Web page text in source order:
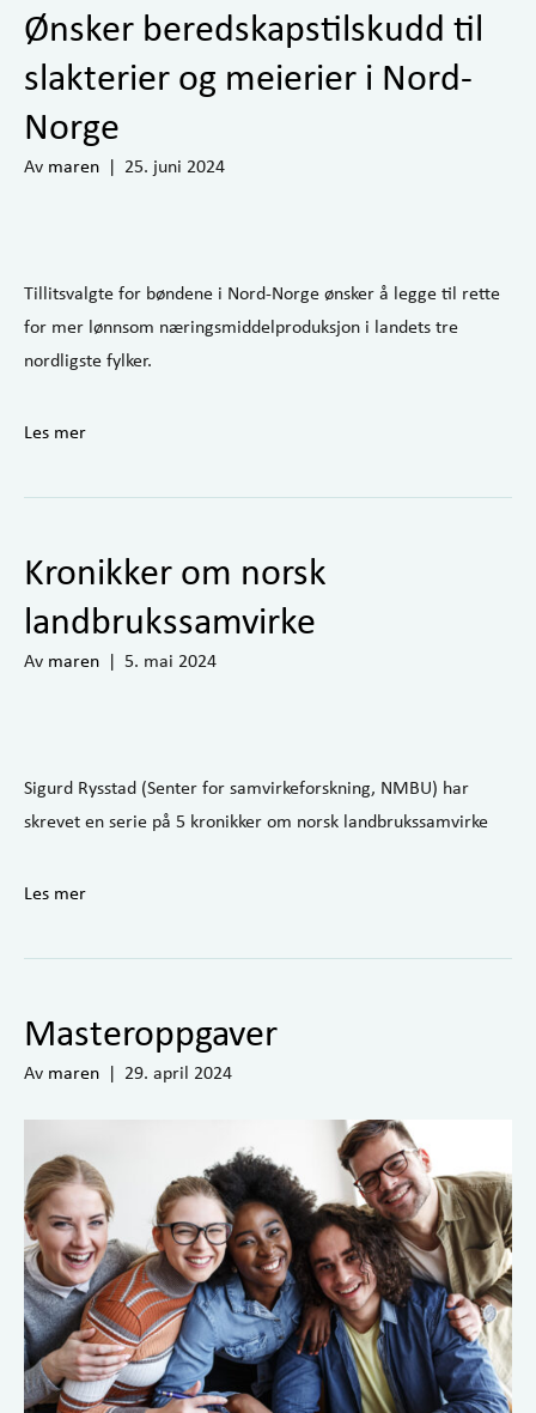
Ønsker beredskapstilskudd til
slakterier og meierier i Nord-
Norge
Av maren | 25. juni 2024
Tillitsvalgte for bøndene i Nord-Norge ønsker å legge til rette
for mer lønnsom næringsmiddelproduksjon i landets tre
nordligste fylker.
Les mer
Kronikker om norsk
landbrukssamvirke
Av maren | 5. mai 2024
Sigurd Rysstad (Senter for samvirkeforskning, NMBU) har
skrevet en serie på 5 kronikker om norsk landbrukssamvirke
Les mer
Masteroppgaver
Av maren | 29. april 2024